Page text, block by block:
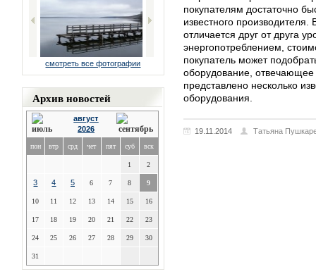
смотреть все фотографии
Архив новостей
август
2026
пон втр срд чет пят суб вск
1 2
3 4 5 6 7 8 9
10 11 12 13 14 15 16
17 18 19 20 21 22 23
24 25 26 27 28 29 30
31
покупателям достаточно
известного
отличается друг от друга
энергопотреблением,
покупатель может
оборудование, отвечающее
представлено несколько
оборудования.
19.11.2014 Татьяна